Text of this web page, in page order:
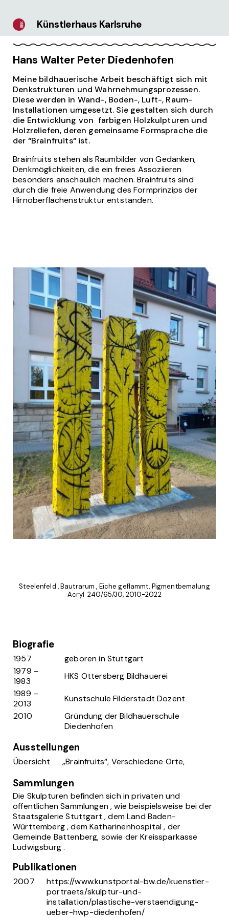
Künstlerhaus Karlsruhe
Hans Walter Peter Diedenhofen
Meine bildhauerische Arbeit beschäftigt sich mit
Denkstrukturen und Wahrnehmungsprozessen.
Diese werden in Wand-, Boden-, Luft-, Raum-
Installationen umgesetzt. Sie gestalten sich durch
die Entwicklung von farbigen Holzkulpturen und
Holzreliefen, deren gemeinsame Formsprache die
der “Brainfruits“ ist.
Brainfruits stehen als Raumbilder von Gedanken,
Denkmöglichkeiten, die ein freies Assoziieren
besonders anschaulich machen. Brainfruits sind
durch die freie Anwendung des Formprinzips der
Hirnoberflächenstruktur entstanden.
Steelenfeld , Bautrarum , Eiche geflammt, Pigmentbemalung
Acryl 240/65/30, 2010-2022
Biografie
1957
geboren in Stuttgart
1979 –
1983
HKS Ottersberg Bildhauerei
1989 –
2013
Kunstschule Filderstadt Dozent
2010
Gründung der Bildhauerschule
Diedenhofen
Ausstellungen
Übersicht „Brainfruits“, Verschiedene Orte,
Sammlungen
Die Skulpturen befinden sich in privaten und
öffentlichen Sammlungen , wie beispielsweise bei der
Staatsgalerie Stuttgart , dem Land Baden-
Württemberg , dem Katharinenhospital , der
Gemeinde Battenberg, sowie der Kreissparkasse
Ludwigsburg .
Publikationen
2007
https://www.kunstportal-bw.de/kuenstler-
portraets/skulptur-und-
installation/plastische-verstaendigung-
ueber-hwp-diedenhofen/